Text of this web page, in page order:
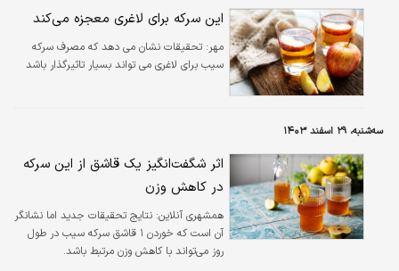
این سرکه برای لاغری معجزه می‌کند
مهر: تحقیقات نشان می ‌دهد که مصرف سرکه
سیب برای لاغری می تواند بسیار تاثیرگذار باشد
سه‌شنبه، ۲۹ اسفند ۱۴۰۳
اثر شگفت‌انگیز یک قاشق از این سرکه
در کاهش وزن
همشهری آنلاین: نتایج تحقیقات جدید اما نشانگر
آن است که خوردن ۱ قاشق سرکه سیب در طول
روز می‌تواند با کاهش وزن مرتبط باشد.